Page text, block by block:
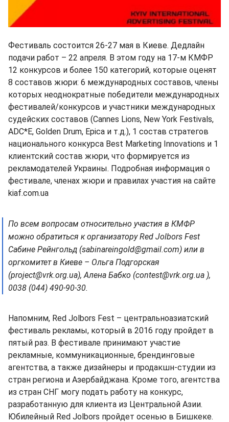
Фестиваль состоится 26-27 мая в Киеве. Дедлайн
подачи работ – 22 апреля. В этом году на 17-м КМФР
12 конкурсов и более 150 категорий, которые оценят
8 составов жюри: 6 международных составов, члены
которых неоднократные победители международных
фестивалей/конкурсов и участники международных
судейских составов (Cannes Lions, New York Festivals,
ADC*E, Golden Drum, Epica и т.д.), 1 состав стратегов
национального конкурса Best Marketing Innovations и 1
клиентский состав жюри, что формируется из
рекламодателей Украины. Подробная информация о
фестивале, членах жюри и правилах участия на сайте
kiaf.com.ua
По всем вопросам относительно участия в КМФР
можно обратиться к организатору Red Jolbors Fest
Сабине Рейнгольд (sabinareingold@gmail.com) или в
оргкомитет в Киеве – Ольга Подгорская
(project@vrk.org.ua), Алена Бабко (contest@vrk.org.ua ),
0038 (044) 490-90-30.
Напомним, Red Jolbors Fest – центральноазиатский
фестиваль рекламы, который в 2016 году пройдет в
пятый раз. В фестивале принимают участие
рекламные, коммуникационные, брендинговые
агентства, а также дизайнеры и продакшн-студии из
стран региона и Азербайджана. Кроме того, агентства
из стран СНГ могу подать работу на конкурс,
разработанную для клиента из Центральной Азии.
Юбилейный Red Jolbors пройдет осенью в Бишкеке.